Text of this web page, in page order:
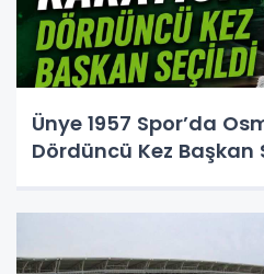
Ünye 1957 Spor’da
Dördüncü Kez Başkan